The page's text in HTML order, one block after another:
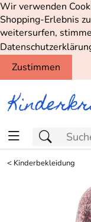
Wir verwenden
Shopping-Erlebnis
weitersurfen,
Zustimmen
< Kinderbekleidung